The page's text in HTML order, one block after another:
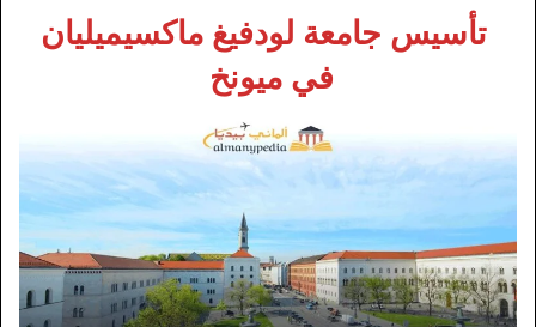
تأسيس جامعة لودفيغ ماكسيميليان
في ميونخ